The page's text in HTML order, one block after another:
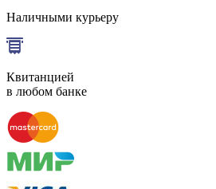
Наличными курьеру
Квитанцией
в любом банке